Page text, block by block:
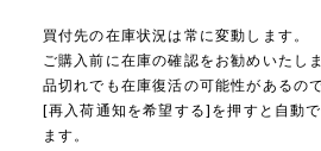
買付先の在庫状況は常に変動します。
ご購入前に在庫の確認をお勧めいたしま
品切れでも在庫復活の可能性があるの
[再入荷通知を希望する]を押すと自動
ます。